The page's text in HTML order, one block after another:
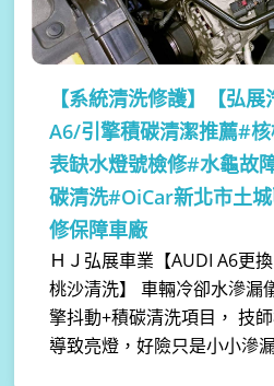
【系統清洗修護】
【弘
A6/引擎積碳清潔推薦#
表缺水燈號檢修#水龜故
碳清洗#OiCar新北市土
修保障車廠
ＨＪ弘展車業【AUDI A6更
桃沙清洗】 車輛冷卻水滲漏
擎抖動+積碳清洗項目， 技
導致亮燈，好險只是小小滲